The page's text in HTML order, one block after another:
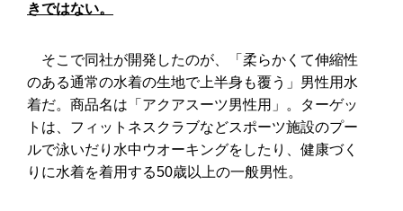
きではない。
そこで同社が開発したのが、「柔らかくて伸縮性
のある通常の水着の生地で上半身も覆う」男性用水
着だ。商品名は「アクアスーツ男性用」。ターゲッ
トは、フィットネスクラブなどスポーツ施設のプー
ルで泳いだり水中ウオーキングをしたり、健康づく
りに水着を着用する50歳以上の一般男性。